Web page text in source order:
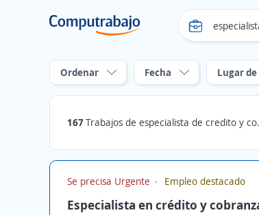
Ordenar Fecha Lugar
167Trabajos de especialista de credito y cobranza
Se precisa Urgente Empleo destacado
Especialista en crédito y